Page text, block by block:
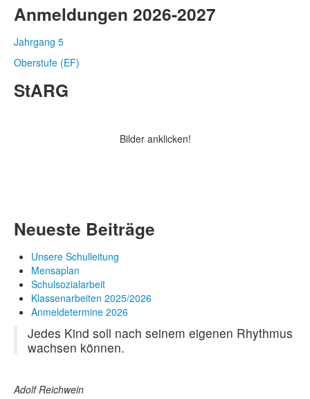
Anmeldungen 2026-2027
Jahrgang 5
Oberstufe (EF)
StARG
Bilder anklicken!
Neueste Beiträge
Unsere Schulleitung
Mensaplan
Schulsozialarbeit
Klassenarbeiten 2025/2026
Anmeldetermine 2026
Jedes Kind soll nach seinem eigenen Rhythmus
wachsen können.
Adolf Reichwein